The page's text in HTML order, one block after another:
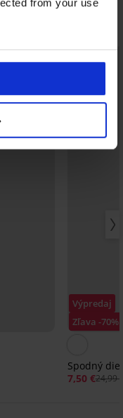
from your use
Výpredaj
Zľava -70%
Spodný
7,50 €24,99